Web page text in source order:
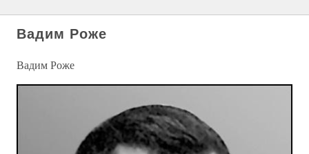
Вадим Роже
Вадим Роже